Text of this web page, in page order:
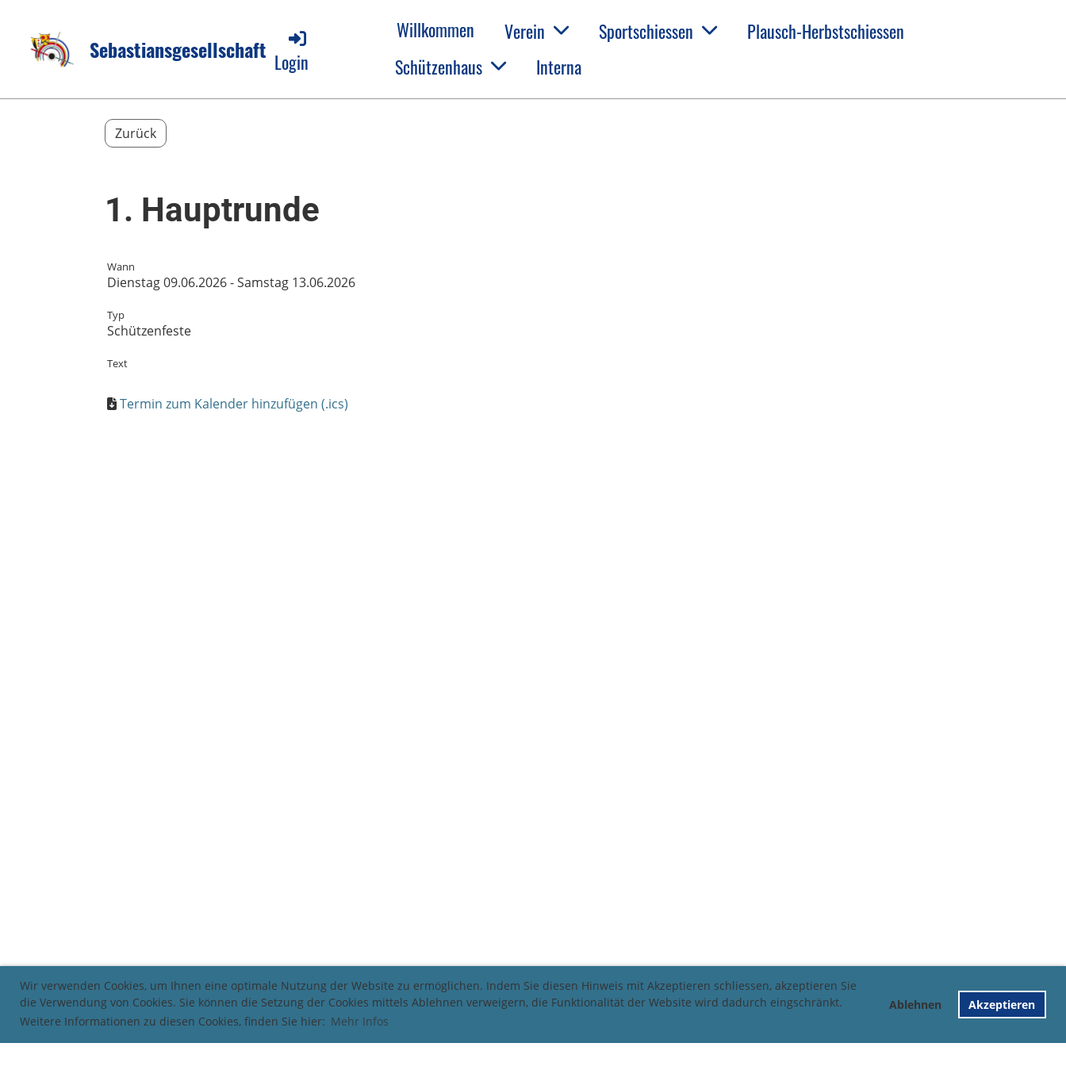
Wir verwenden Cookies, um Ihnen eine optimale Nutzung der Website zu ermöglichen. Indem Sie diesen Hinweis mit Akzeptieren schliessen, akzeptieren Sie
die Verwendung von Cookies. Sie können die Setzung der Cookies mittels Ablehnen verweigern, die Funktionalität der Website wird dadurch eingschränkt.
Weitere Informationen zu diesen Cookies, finden Sie hier: Mehr Infos
Ablehnen Akzeptieren
Willkommen Verein Sportschiessen
Plausch-Herbstschiessen
Schützenhaus
Interna
Login
Sebastiansgesellschaft
Zurück
1. Hauptrunde
Wann
Dienstag 09.06.2026 - Samstag 13.06.2026
Typ
Schützenfeste
Text
Termin zum Kalender hinzufügen (.ics)